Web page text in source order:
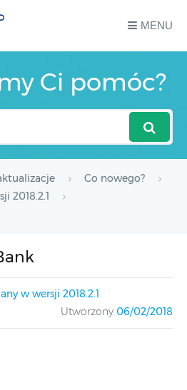
MENU
Ci pomóc?
Co nowego?
2018.2.1
w wersji 2018.2.1
Utworzony 06/02/2018